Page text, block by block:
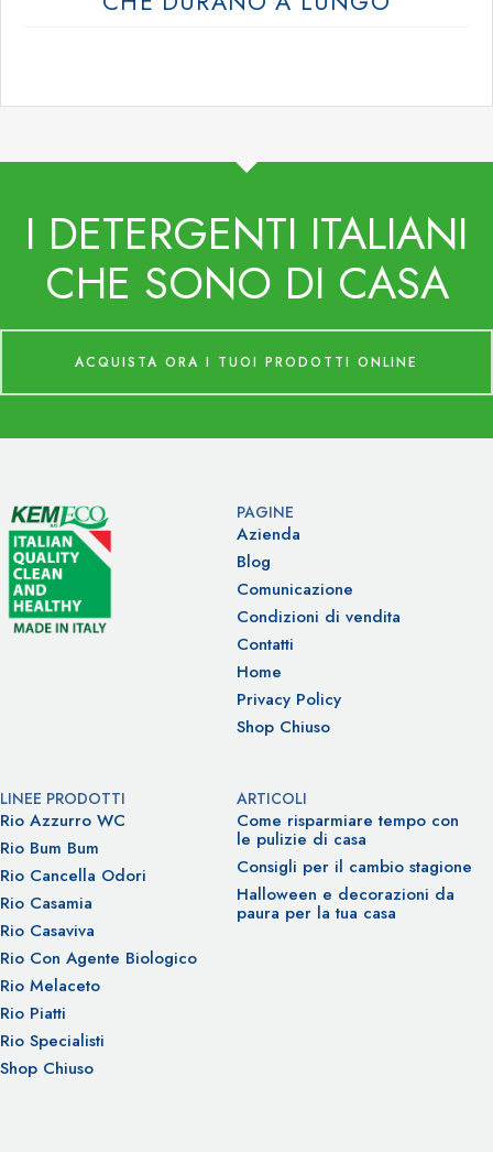
I DETERGENTI ITALIANI
CHE SONO DI CASA
ACQUISTA ORA I TUOI PRODOTTI ONLINE
PAGINE
Azienda
Blog
Comunicazione
Condizioni di vendita
Contatti
Home
Privacy Policy
Shop Chiuso
LINEE PRODOTTI
Rio Azzurro WC
Rio Bum Bum
Rio Cancella Odori
Rio Casamia
Rio Casaviva
Rio Con Agente Biologico
Rio Melaceto
Rio Piatti
Rio Specialisti
Shop Chiuso
ARTICOLI
Come risparmiare tempo con
le pulizie di casa
Consigli per il cambio stagione
Halloween e decorazioni da
paura per la tua casa